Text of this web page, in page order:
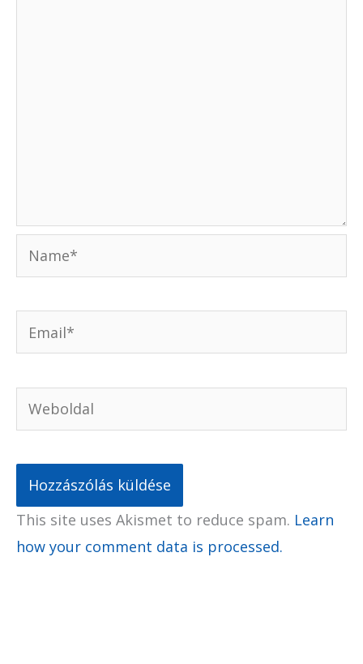
Name*
Email*
Weboldal
This site uses Akismet to reduce spam. Learn
how your comment data is processed.